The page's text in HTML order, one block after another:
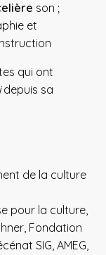
son ;
et
qui ont
depuis sa
de la culture
pour la culture,
Fondation
SIG, AMEG,